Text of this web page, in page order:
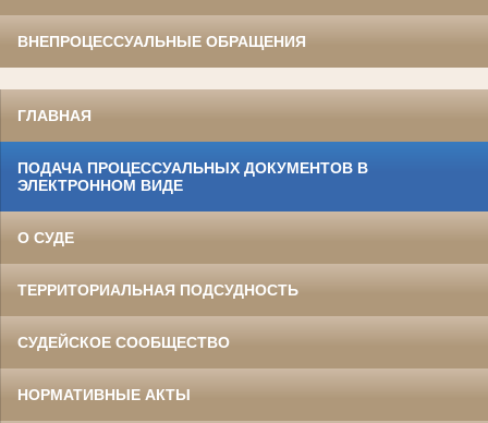
ВНЕПРОЦЕССУАЛЬНЫЕ ОБРАЩЕНИЯ
ГЛАВНАЯ
ПОДАЧА ПРОЦЕССУАЛЬНЫХ ДОКУМЕНТОВ В
ЭЛЕКТРОННОМ ВИДЕ
О СУДЕ
ТЕРРИТОРИАЛЬНАЯ ПОДСУДНОСТЬ
СУДЕЙСКОЕ СООБЩЕСТВО
НОРМАТИВНЫЕ АКТЫ